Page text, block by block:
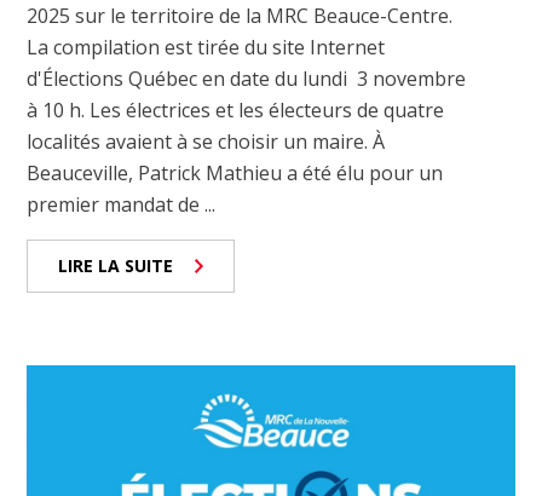
2025 sur le territoire de la MRC Beauce-Centre.
La compilation est tirée du site Internet
d'Élections Québec en date du lundi 3 novembre
à 10 h. Les électrices et les électeurs de quatre
localités avaient à se choisir un maire. À
Beauceville, Patrick Mathieu a été élu pour un
premier mandat de ...
LIRE LA SUITE